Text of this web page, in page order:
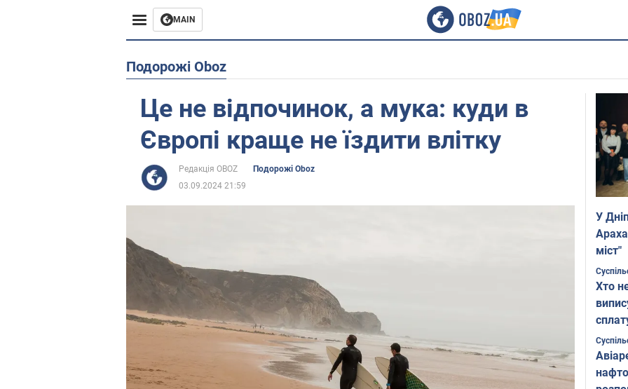
MAIN
Азія
Африка
Подорожі Oboz
Це не відпочинок, а мука: куди в
Європі краще не їздити влітку
Редакція OBOZ
Подорожі Oboz
03.09.2024 21:59
У
міст"
Хто